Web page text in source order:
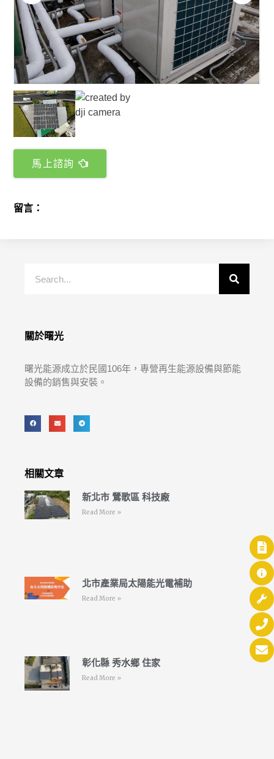
馬上諮詢
留言：
關於曙光
曙光能源成立於民國106年，專營再生能源設備與節能
設備的銷售與安裝。
相關文章
新北市 鶯歌區 科技廠
Read More »
北市產業局太陽能光電補助
Read More »
彰化縣 秀水鄉 住家
Read More »